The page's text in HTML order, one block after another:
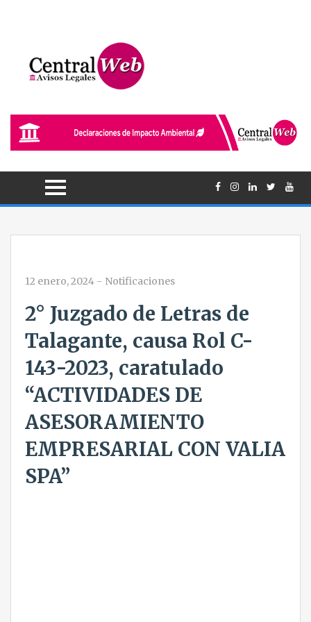
12 enero, 2024 - Notificaciones
2° Juzgado de Letras de
Talagante, causa Rol C-
143-2023, caratulado
“ACTIVIDADES DE
ASESORAMIENTO
EMPRESARIAL CON VALIA
SPA”